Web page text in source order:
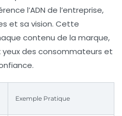
l’ADN de l’entreprise,
et sa vision. Cette
contenu de la marque,
des consommateurs et
Exemple Pratique